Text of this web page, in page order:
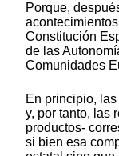
Porque,
Constitución
de las
Comunidades
En principio,
y, por tanto, las
productos-
si bien esa